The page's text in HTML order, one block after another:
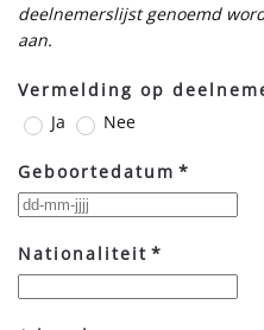
deelnemerslijst genoemd
aan.
Vermelding op
Ja
Nee
Geboortedatum *
Nationaliteit *